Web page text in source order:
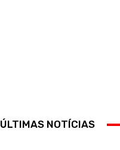
ÚLTIMAS NOTÍCIAS